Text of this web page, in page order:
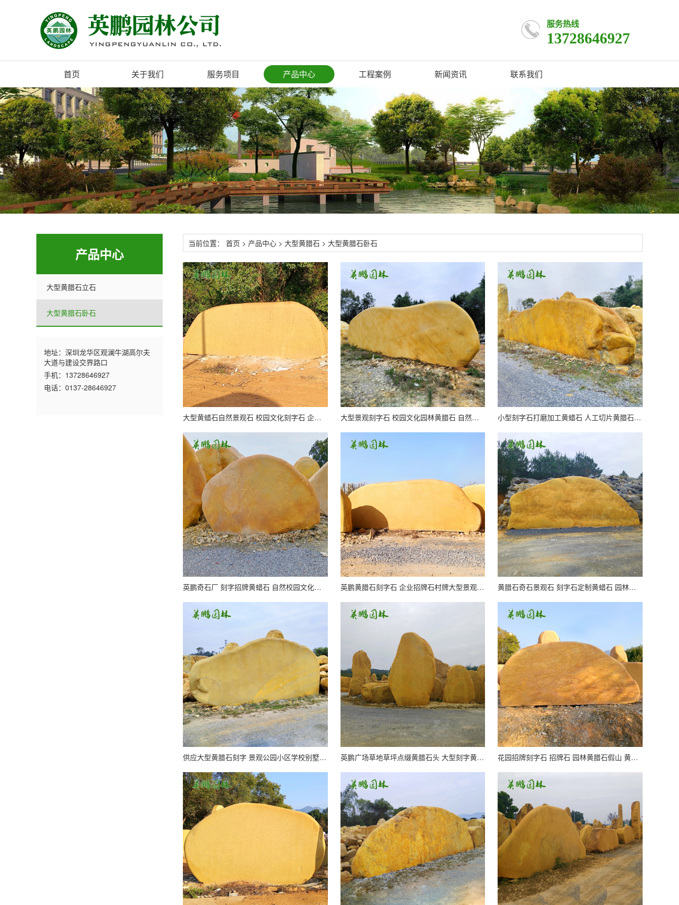
服务热线
13728646927
首页 关于我们 服务项目 产品中心 工程案例 新闻资讯 联系我们
产品中心
大型黄腊石立石
大型黄腊石卧石
地址：深圳龙华区观澜牛湖高尔夫
大道与建设交界路口
手机：13728646927
电话：0137-28646927
当前位置： 首页 > 产品中心 > 大型黄腊石 > 大型黄腊石卧石
大型黄蜡石自然景观石 校园文化刻字石 企业立牌黄腊石 大型景观刻字石 校园文化园林黄腊石 自然石材风景石 小型刻字石打磨加工黄蜡石 人工切片黄腊石观赏石
英鹏奇石厂 刻字招牌黄蜡石 自然校园文化石 公园驳岸装饰景石 英鹏黄腊石刻字石 企业招牌石村牌大型景观黄蜡吨位原石 黄腊石奇石景观石 刻字石定制黄蜡石 园林石雕 英鹏石业
供应大型黄腊石刻字 景观公园小区学校别墅园林假山石 英鹏广场草地草坪点缀黄腊石头 大型刻字黄蜡石 花园招牌刻字石 招牌石 园林黄腊石假山 黄蜡石批发